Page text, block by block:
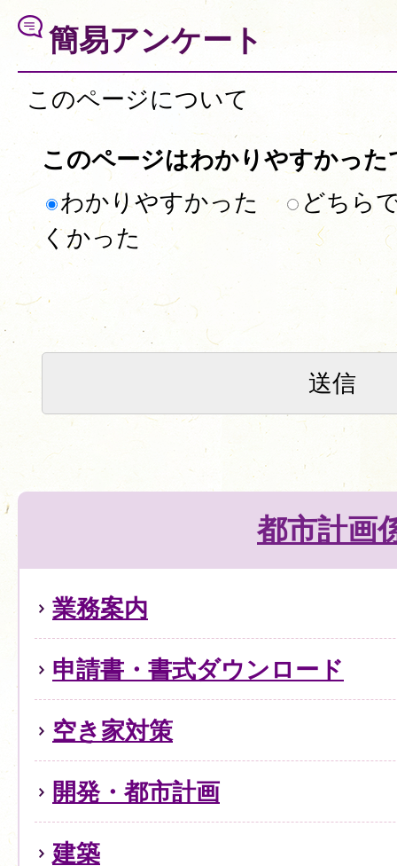
簡易アンケート
このページについて
このページはわかりやすかった
わかりやすかった
どちら
くかった
都市計画
業務案内
申請書・書式ダウンロード
空き家対策
開発・都市計画
建築